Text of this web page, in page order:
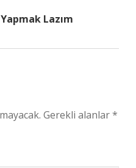
Lazım
Gerekli alanlar*